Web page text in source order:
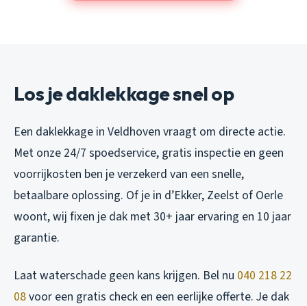
Los je daklekkage snel op
Een daklekkage in Veldhoven vraagt om directe actie.
Met onze 24/7 spoedservice, gratis inspectie en geen
voorrijkosten ben je verzekerd van een snelle,
betaalbare oplossing. Of je in d’Ekker, Zeelst of Oerle
woont, wij fixen je dak met 30+ jaar ervaring en 10 jaar
garantie.
Laat waterschade geen kans krijgen. Bel nu 040 218 22
08voor een gratis check en een eerlijke offerte. Je dak